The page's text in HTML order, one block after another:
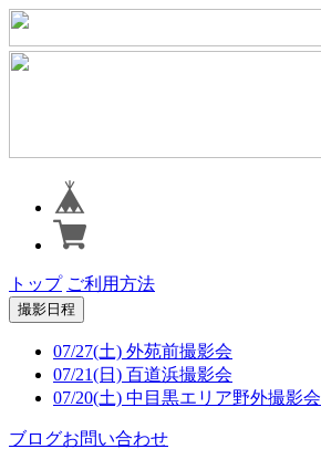
トップ ご利用方法
撮影日程
07/27(土) 外苑前撮影会
07/21(日) 百道浜撮影会
07/20(土) 中目黒エリア野外撮影会
ブログお問い合わせ